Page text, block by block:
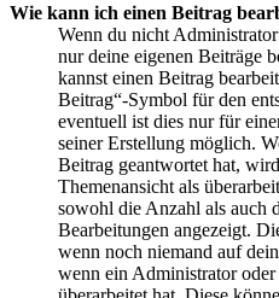
Wie kann ich einen Beitrag
Wenn du nicht
nur deine eigenen Beiträge
kannst einen Beitrag
Beitrag“-Symbol für den
eventuell ist dies nur für
seiner Erstellung möglich.
Beitrag geantwortet hat,
Themenansicht als
sowohl die Anzahl als auch
Bearbeitungen angezeigt.
wenn noch niemand auf
wenn ein Administrator